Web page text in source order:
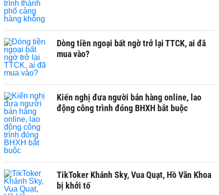
Dòng tiền ngoại bất ngờ trở lại TTCK, ai đã
mua vào?
Kiến nghị đưa người bán hàng online, lao
động công trình đóng BHXH bắt buộc
TikToker Khánh Sky, Vua Quạt, Hồ Văn Khoa
bị khởi tố